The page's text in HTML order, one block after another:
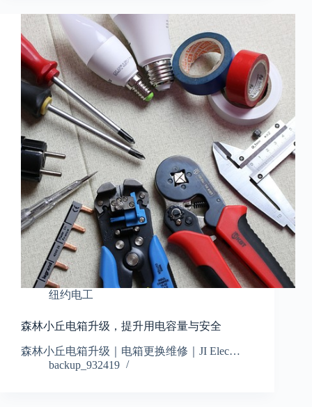
纽约电工
森林小丘电箱升级，提升用电容量与安全
森林小丘电箱升级｜电箱更换维修｜JI Elec…
backup_932419